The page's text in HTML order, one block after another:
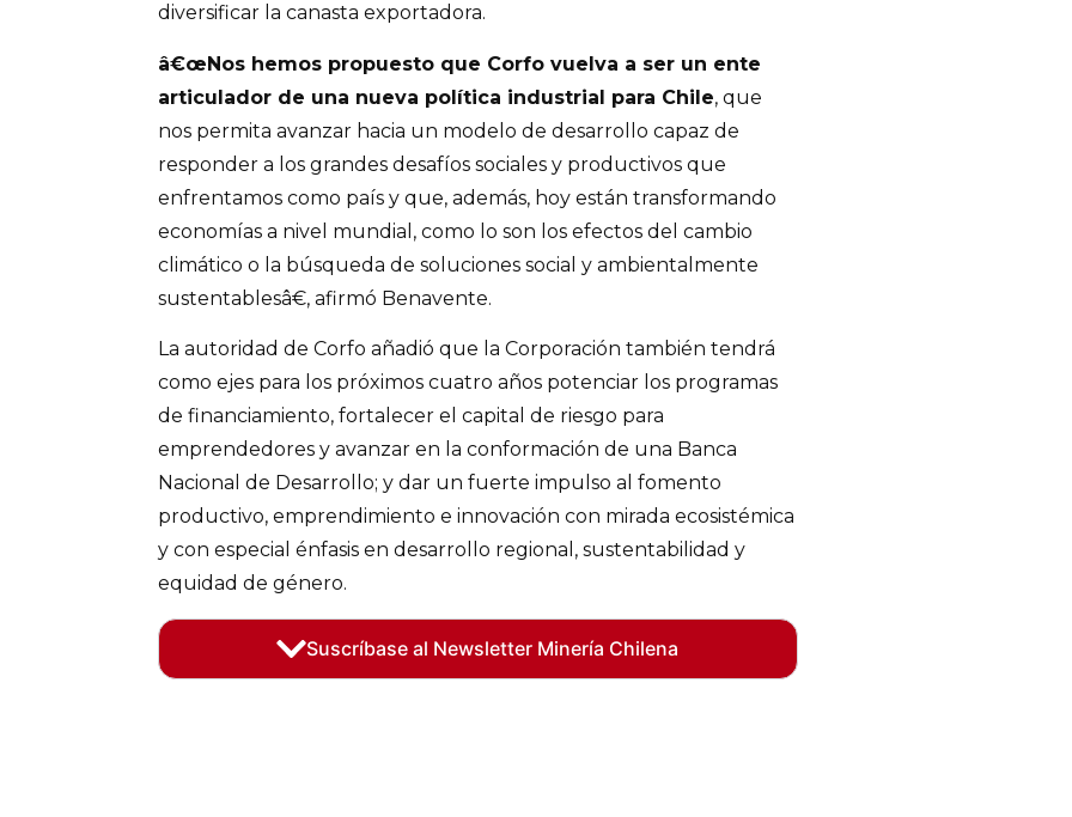
diversificar la canasta exportadora.
â€œNos hemos propuesto que Corfo vuelva a ser un ente
articulador de una nueva política industrial para Chile, que
nos permita avanzar hacia un modelo de desarrollo capaz de
responder a los grandes desafíos sociales y productivos que
enfrentamos como país y que, además, hoy están transformando
economías a nivel mundial, como lo son los efectos del cambio
climático o la búsqueda de soluciones social y ambientalmente
sustentablesâ€, afirmó Benavente.
La autoridad de Corfo añadió que la Corporación también tendrá
como ejes para los próximos cuatro años potenciar los programas
de financiamiento, fortalecer el capital de riesgo para
emprendedores y avanzar en la conformación de una Banca
Nacional de Desarrollo; y dar un fuerte impulso al fomento
productivo, emprendimiento e innovación con mirada ecosistémica
y con especial énfasis en desarrollo regional, sustentabilidad y
equidad de género.
Suscríbase al Newsletter Minería Chilena